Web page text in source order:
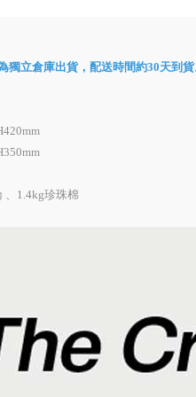
獨立倉庫出貨，配送時間約30天到
、1.4kg珍珠棉